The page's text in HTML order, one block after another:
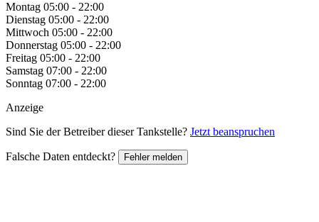
Montag 05:00 - 22:00
Dienstag 05:00 - 22:00
Mittwoch 05:00 - 22:00
Donnerstag 05:00 - 22:00
Freitag 05:00 - 22:00
Samstag 07:00 - 22:00
Sonntag 07:00 - 22:00
Anzeige
Sind Sie der Betreiber dieser Tankstelle? Jetzt beanspruchen
Falsche Daten entdeckt? Fehler melden